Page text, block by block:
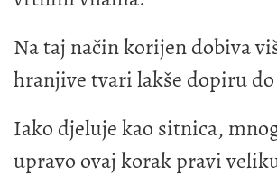
Na taj način korijen dobiva
hranjive tvari lakše dopiru
Iako djeluje kao sitnica,
upravo ovaj korak pravi